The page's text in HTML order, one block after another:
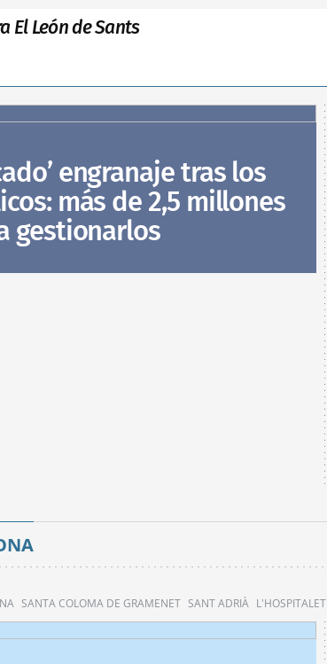
El León de Sants
engranaje tras los
más de 2,5 millones
gestionarlos
SANTA COLOMA DE GRAMENET SANT ADRIÀ L'HOSPITALET